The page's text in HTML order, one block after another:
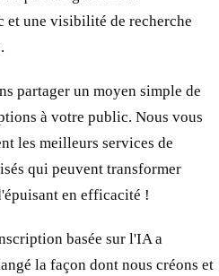
et une visibilité de recherche
partager un moyen simple de
à votre public. Nous vous
les meilleurs services de
qui peuvent transformer
en efficacité !
basée sur l'IA a
la façon dont nous créons et